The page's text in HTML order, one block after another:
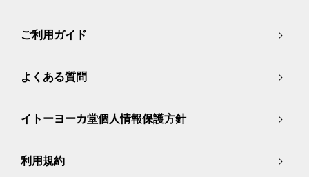
ご利用ガイド
よくある質問
イトーヨーカ堂個人情報保護方針
利用規約